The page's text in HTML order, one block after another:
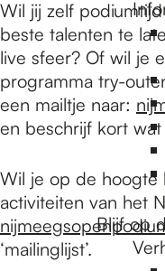
Blijf op
Wil jij zelf
beste talenten te
live sfeer? Of wil je
programma try-
een mailtje naar:
en beschrijf kort
Wil je op de hoogte
activiteiten van het
‘mailinglijst’.